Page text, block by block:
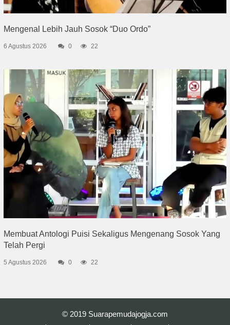
Mengenal Lebih Jauh Sosok “Duo Ordo”
6 Agustus 2026 0 22
Membuat Antologi Puisi Sekaligus Mengenang Sosok Yang
Telah Pergi
5 Agustus 2026 0 22
© 2019 Suarapemudajogja.com